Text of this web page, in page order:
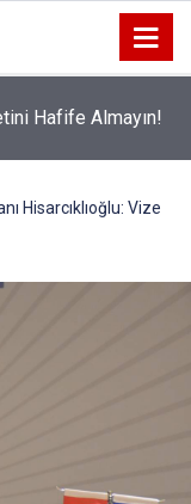
Hafife Almayın!
Hisarcıklıoğlu: Vize